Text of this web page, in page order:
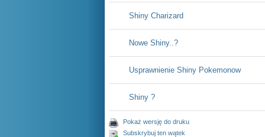
Shiny Charizard
Nowe Shiny..?
Usprawnienie Shiny Pokemonow
Shiny ?
Pokaż wersję do druku
Subskrybuj ten wątek